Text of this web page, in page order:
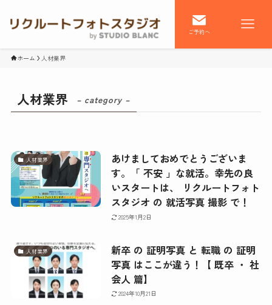
ご予約へ
ホーム 人材業界
人材業界 – category –
人材業界
あけましておめでとうございま
す。「 不安 」な就活。幸先の良
いスタートは、 リクルートフォト
スタジオ の 就活写真 撮影 で！
2025年1月2日
人材業界
新卒 の 証明写真 と 転職 の 証明
写真 はここが違う！【 既卒 ・ 社
会人 篇】
2024年10月21日